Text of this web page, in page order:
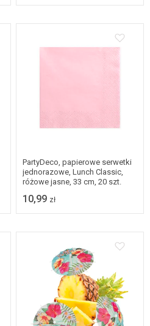
PartyDeco, papierowe serwetki
jednorazowe, Lunch Classic,
różowe jasne, 33 cm, 20 szt.
10,99 zł